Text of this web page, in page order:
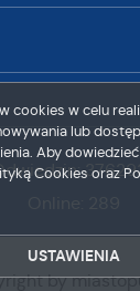
by
cookies w celu
lub
Aby
Cookies oraz
USTAWIENIA
NA